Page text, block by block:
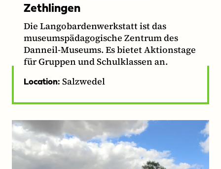
Zethlingen
Die Langobardenwerkstatt ist das
museumspädagogische Zentrum des
Danneil-Museums. Es bietet Aktionstage
für Gruppen und Schulklassen an.
Location: Salzwedel